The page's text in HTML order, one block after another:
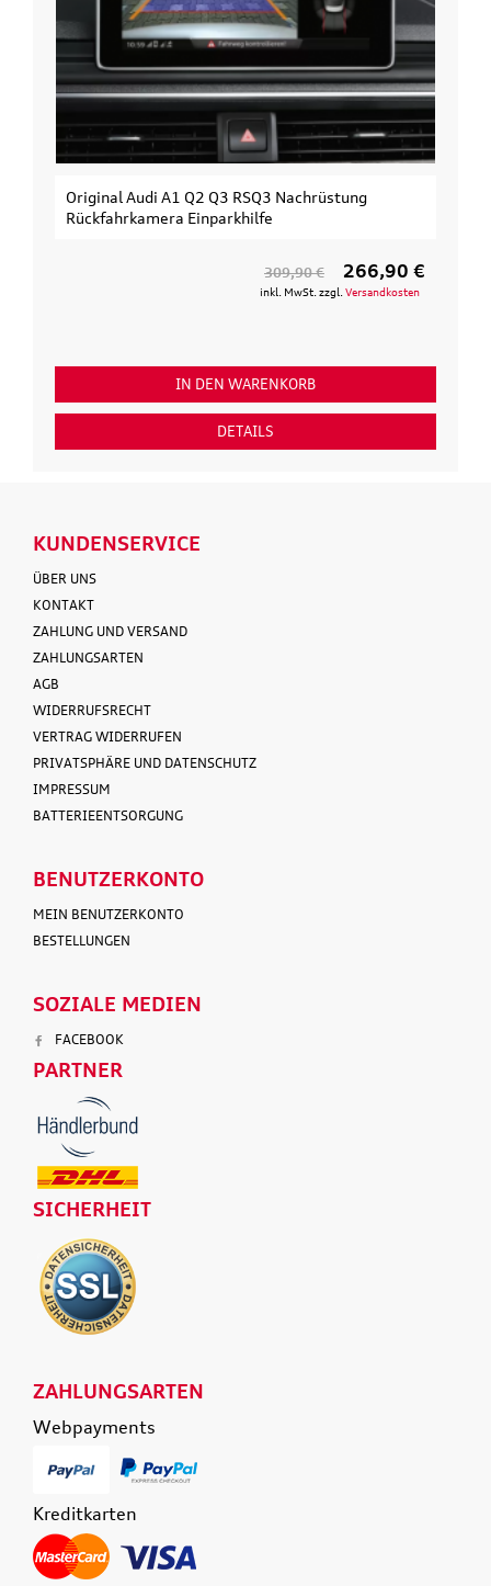
Original Audi A1 Q2 Q3 RSQ3 Nachrüstung
Rückfahrkamera Einparkhilfe
309,90 € 266,90 €
inkl. MwSt. zzgl. Versandkosten
IN DEN WARENKORB
DETAILS
KUNDENSERVICE
ÜBER UNS
KONTAKT
ZAHLUNG UND VERSAND
ZAHLUNGSARTEN
AGB
WIDERRUFSRECHT
VERTRAG WIDERRUFEN
PRIVATSPHÄRE UND DATENSCHUTZ
IMPRESSUM
BATTERIEENTSORGUNG
BENUTZERKONTO
MEIN BENUTZERKONTO
BESTELLUNGEN
SOZIALE MEDIEN
FACEBOOK
PARTNER
SICHERHEIT
ZAHLUNGSARTEN
Webpayments
Kreditkarten